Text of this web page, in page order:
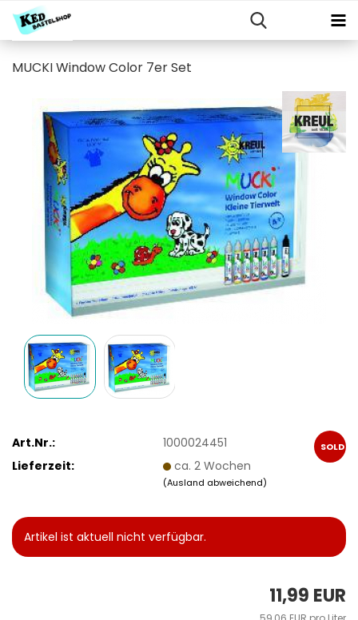
MUCKI Window Color 7er Set
SOLD
Art.Nr.:
1000024451
Lieferzeit:
ca. 2 Wochen
(Ausland abweichend)
Artikel ist aktuell nicht verfügbar.
11,99 EUR